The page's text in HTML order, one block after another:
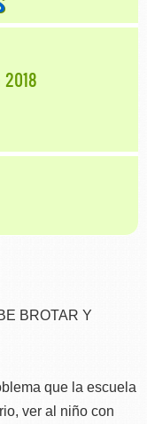
2018
BROTAR Y
que la escuela
ver al niño con